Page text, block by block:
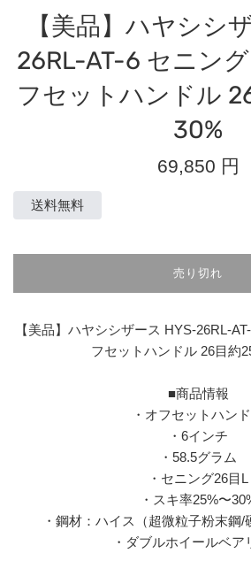
【美品】ハヤシシ
26RL-AT-6 セニン
フセットハンドル
30%
通
69,850 円
送料無料
売り切れ
【美品】ハヤシシザース HYS-26RL-
フセットハンドル 26目約
■商品情報
・オフセットハン
・6インチ
・58.5グラム
・セニング26目L
・スキ率25%〜
・鋼材：ハイス（超微粒子粉末鋼/
・ダブルホイールベア